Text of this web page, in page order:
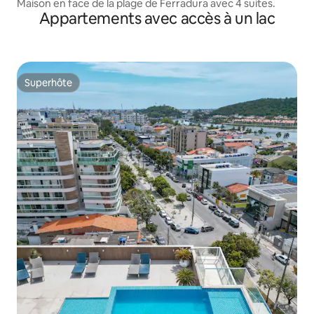
Maison en face de la plage de Ferradura avec 4 suites.
Appartements avec accès à un lac
Superhôte
Superhôte